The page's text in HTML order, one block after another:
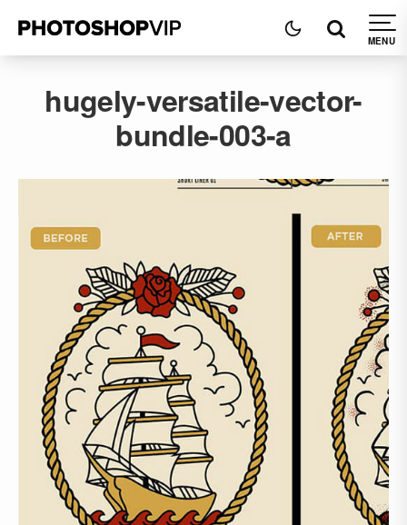
hugely-versatile-vector-
bundle-003-a